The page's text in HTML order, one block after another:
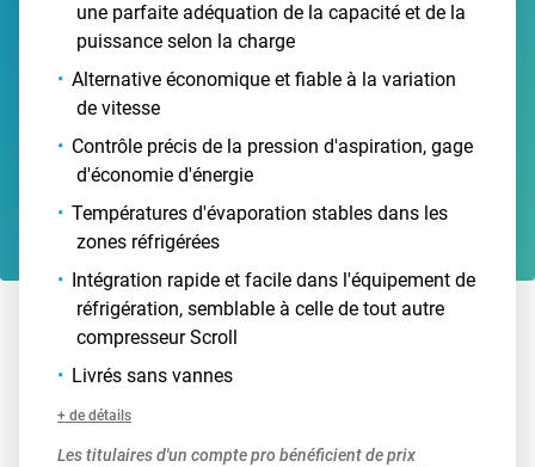
une parfaite adéquation de la capacité et de la
puissance selon la charge
Alternative économique et fiable à la variation
de vitesse
Contrôle précis de la pression d'aspiration, gage
d'économie d'énergie
Températures d'évaporation stables dans les
zones réfrigérées
Intégration rapide et facile dans l'équipement de
réfrigération, semblable à celle de tout autre
compresseur Scroll
Livrés sans vannes
+ de détails
Les titulaires d'un compte pro bénéficient de prix